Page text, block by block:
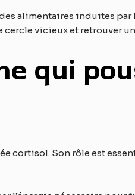
alimentaires induites
vicieux et retrouver
qui
cortisol. Son rôle est